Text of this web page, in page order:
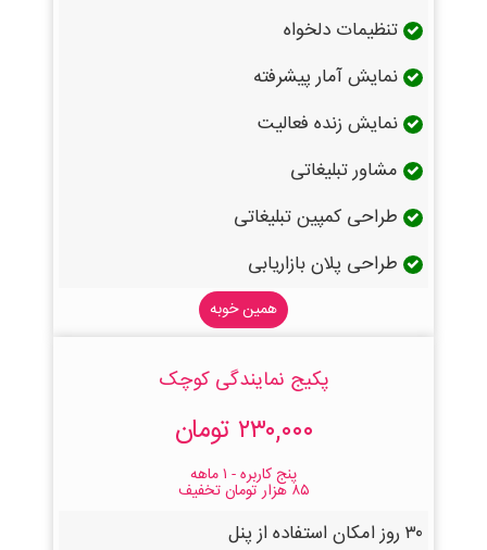
تنظیمات دلخواه
نمایش آمار پیشرفته
نمایش زنده فعالیت
مشاور تبلیغاتی
طراحی کمپین تبلیغاتی
طراحی پلان بازاریابی
همین خوبه
پکیج نمایندگی کوچک
۲۳۰,۰۰۰ تومان
پنج کاربره - ۱ ماهه
۸۵ هزار تومان تخفیف
۳۰ روز امکان استفاده از پنل